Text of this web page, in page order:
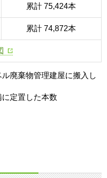
累計 75,424本
累計 74,872本
廃棄物管理建屋に搬入し
定置した本数